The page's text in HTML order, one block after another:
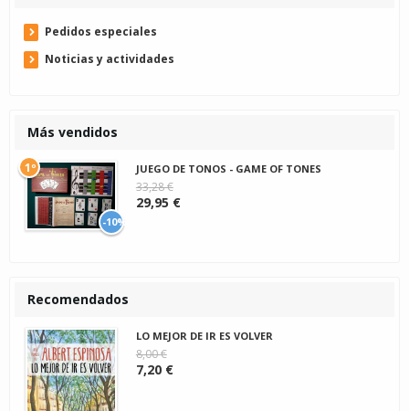
Pedidos especiales
Noticias y actividades
Más vendidos
-10%
JUEGO DE TONOS - GAME OF TONES
33,28 €
29,95 €
1º
Recomendados
LO MEJOR DE IR ES VOLVER
8,00 €
7,20 €